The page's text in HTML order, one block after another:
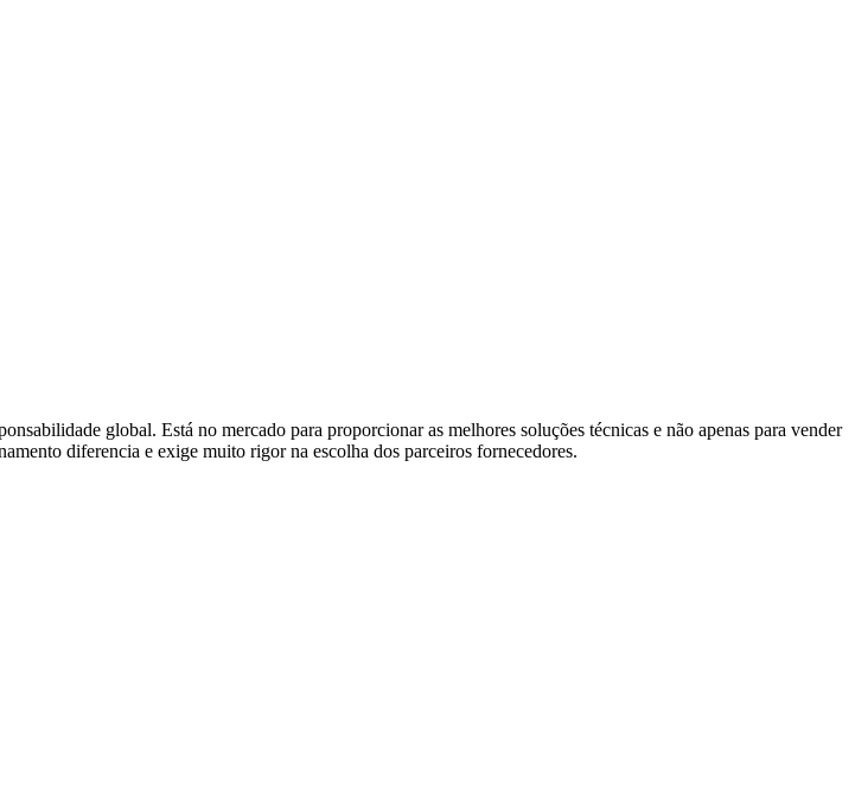
global. Está no mercado para proporcionar as melhores soluções técnicas e não apenas para vender
diferencia e exige muito rigor na escolha dos parceiros fornecedores.